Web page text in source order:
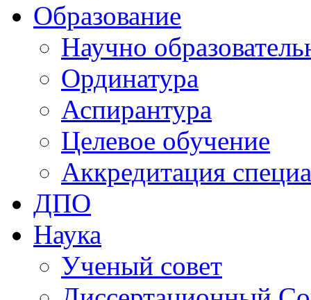
Образование
Научно
Ординатура
Аспирантура
Целевое обучение
Аккредитация
ДПО
Наука
Ученый совет